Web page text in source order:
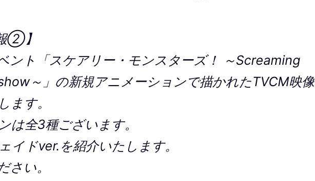
②】
ント「スケアリー・モンスターズ！ ～Screaming
～」の新規アニメーションで描かれたTVCM映像
ます。
は全3種ございます。
イドver.を紹介いたします。
さい。